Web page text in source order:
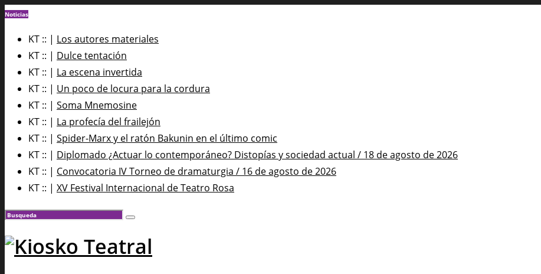
Noticias
KT :: | Los autores materiales
KT :: | Dulce tentación
KT :: | La escena invertida
KT :: | Un poco de locura para la cordura
KT :: | Soma Mnemosine
KT :: | La profecía del frailejón
KT :: | Spider-Marx y el ratón Bakunin en el último comic
KT :: | Diplomado ¿Actuar lo contemporáneo? Distopías y sociedad actual / 18 de agosto de 2026
KT :: | Convocatoria IV Torneo de dramaturgia / 16 de agosto de 2026
KT :: | XV Festival Internacional de Teatro Rosa